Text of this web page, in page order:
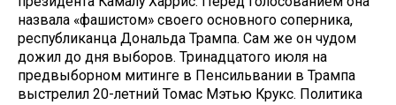
назвала «фашистом» своего основного соперника,
республиканца Дональда Трампа. Сам же он чудом
дожил до дня выборов. Тринадцатого июля на
предвыборном митинге в Пенсильвании в Трампа
выстрелил 20-летний Томас Мэтью Крукс. Политика